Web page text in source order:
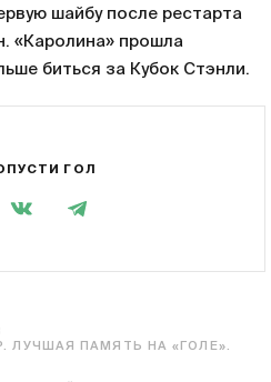
шайбу после рестарта
«Каролина» прошла
биться за Кубок Стэнли.
ГОЛ
ЛУЧШАЯ ПАМЯТЬ НА «ГОЛЕ».